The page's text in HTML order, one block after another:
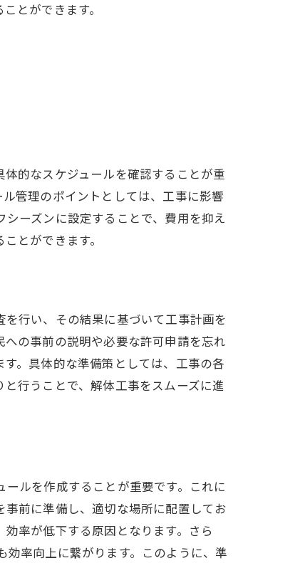
とができます。
的なスケジュールを確認することが重
管理のポイントとしては、工事に影響
ーズンに設定することで、費用を抑え
とができます。
行い、その結果に基づいて工事計画を
の事前の説明や必要な許可申請を忘れ
。具体的な準備策としては、工事の各
行うことで、解体工事をスムーズに進
ルを作成することが重要です。これに
前に準備し、適切な場所に配置してお
率が低下する原因となります。さら
率向上に繋がります。このように、準